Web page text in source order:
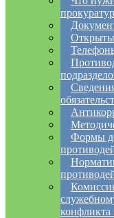
Формы
конфликта